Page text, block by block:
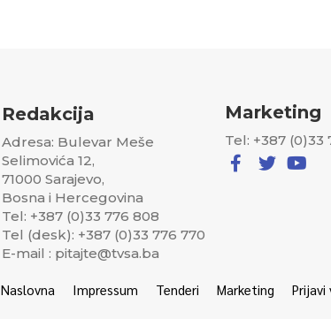
Redakcija
Adresa: Bulevar Meše
Selimovića 12,
71000 Sarajevo,
Bosna i Hercegovina
Tel: +387 (0)33 776 808
Tel (desk): +387 (0)33 776 770
E-mail : pitajte@tvsa.ba
Marketing
Tel: +387 (0)33
Naslovna Impressum Tenderi Marketing Prijavi